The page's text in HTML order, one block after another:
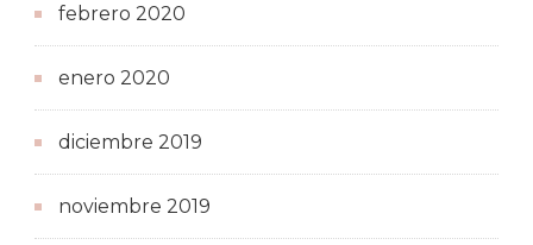
febrero 2020
enero 2020
diciembre 2019
noviembre 2019